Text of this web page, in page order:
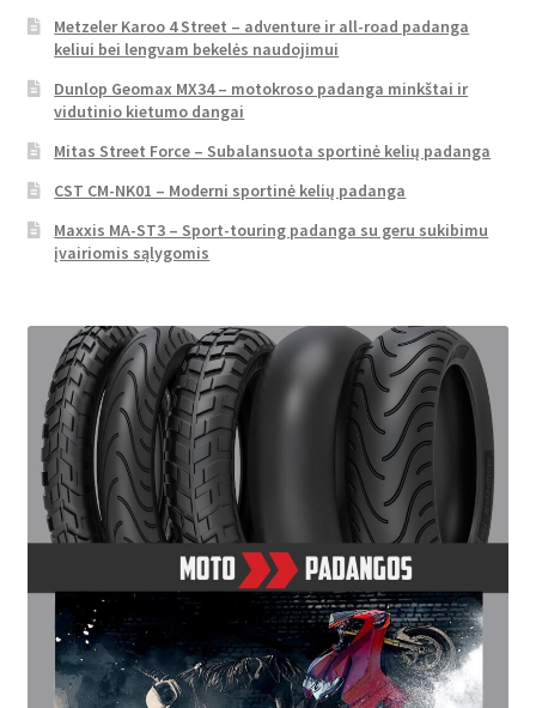
Metzeler Karoo 4 Street – adventure ir all-road padanga
keliui bei lengvam bekelės naudojimui
Dunlop Geomax MX34 – motokroso padanga minkštai ir
vidutinio kietumo dangai
Mitas Street Force – Subalansuota sportinė kelių padanga
CST CM-NK01 – Moderni sportinė kelių padanga
Maxxis MA-ST3 – Sport-touring padanga su geru sukibimu
įvairiomis sąlygomis